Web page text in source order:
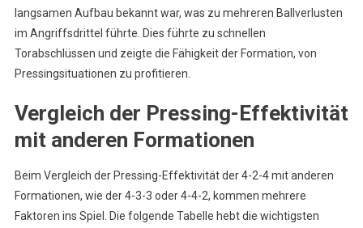
langsamen Aufbau bekannt war, was zu mehreren Ballverlusten
im Angriffsdrittel führte. Dies führte zu schnellen
Torabschlüssen und zeigte die Fähigkeit der Formation, von
Pressingsituationen zu profitieren.
Vergleich der Pressing-Effektivität
mit anderen Formationen
Beim Vergleich der Pressing-Effektivität der 4-2-4 mit anderen
Formationen, wie der 4-3-3 oder 4-4-2, kommen mehrere
Faktoren ins Spiel. Die folgende Tabelle hebt die wichtigsten